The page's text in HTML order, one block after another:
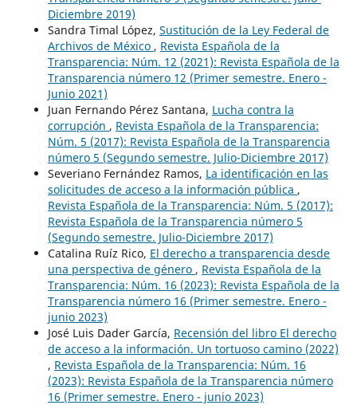
Diciembre 2019)
Sandra Timal López, Sustitución de la Ley Federal de
Archivos de México , Revista Española de la
Transparencia: Núm. 12 (2021): Revista Española de la
Transparencia número 12 (Primer semestre. Enero -
Junio 2021)
Juan Fernando Pérez Santana, Lucha contra la
corrupción , Revista Española de la Transparencia:
Núm. 5 (2017): Revista Española de la Transparencia
número 5 (Segundo semestre. Julio-Diciembre 2017)
Severiano Fernández Ramos, La identificación en las
solicitudes de acceso a la información pública ,
Revista Española de la Transparencia: Núm. 5 (2017):
Revista Española de la Transparencia número 5
(Segundo semestre. Julio-Diciembre 2017)
Catalina Ruíz Rico, El derecho a transparencia desde
una perspectiva de género , Revista Española de la
Transparencia: Núm. 16 (2023): Revista Española de la
Transparencia número 16 (Primer semestre. Enero -
junio 2023)
José Luis Dader García, Recensión del libro El derecho
de acceso a la información. Un tortuoso camino (2022)
, Revista Española de la Transparencia: Núm. 16
(2023): Revista Española de la Transparencia número
16 (Primer semestre. Enero - junio 2023)